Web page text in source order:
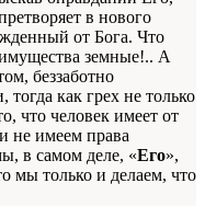
в нового
от Бога. Что
земные!.. А
беззаботно
тогда как грех не только
что человек имеет от
не имеем права
в самом деле, «Его»,
мы только и делаем, что